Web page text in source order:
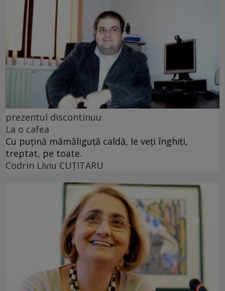
prezentul discontinuu
La o cafea
Cu puţină mămăliguţă caldă, le veţi înghiţi,
treptat, pe toate.
Codrin Liviu CUŢITARU